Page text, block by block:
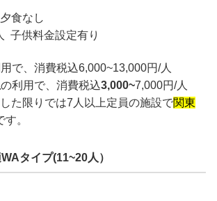
食なし
子供料金設定有り
で、消費税込6,000~13,000円/人
の利用で、消費税込3,000~7,000円/人
た限りでは7人以上定員の施設で関東
す。
タイプ(11~20人）